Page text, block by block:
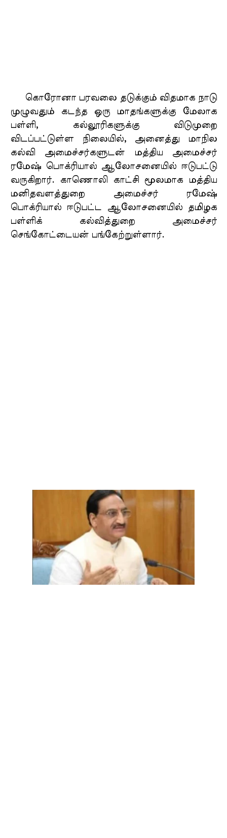
கொரோனா பரவலை தடுக்கும் விதமாக நாடு
முழுவதும் கடந்த ஒரு மாதங்களுக்கு மேலாக
பள்ளி, கல்லூரிகளுக்கு விடுமுறை
விடப்பட்டுள்ள நிலையில், அனைத்து மாநில
கல்வி அமைச்சர்களுடன் மத்திய அமைச்சர்
ரமேஷ் பொக்ரியால் ஆலோசனையில் ஈடுபட்டு
வருகிறார். காணொலி காட்சி மூலமாக மத்திய
மனிதவளத்துறை அமைச்சர் ரமேஷ்
பொக்ரியால் ஈடுபட்ட ஆலோசனையில் தமிழக
பள்ளிக் கல்வித்துறை அமைச்சர்
செங்கோட்டையன் பங்கேற்றுள்ளார்.